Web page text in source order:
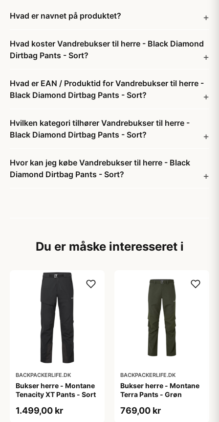
Hvad er navnet på produktet?
Hvad koster Vandrebukser til herre - Black Diamond
Dirtbag Pants - Sort?
Hvad er EAN / Produktid for Vandrebukser til herre -
Black Diamond Dirtbag Pants - Sort?
Hvilken kategori tilhører Vandrebukser til herre -
Black Diamond Dirtbag Pants - Sort?
Hvor kan jeg købe Vandrebukser til herre - Black
Diamond Dirtbag Pants - Sort?
Du er måske interesseret i
BACKPACKERLIFE.DK
Bukser herre - Montane
Tenacity XT Pants - Sort
1.499,00 kr
BACKPACKERLIFE.DK
Bukser herre - Montane
Terra Pants - Grøn
769,00 kr